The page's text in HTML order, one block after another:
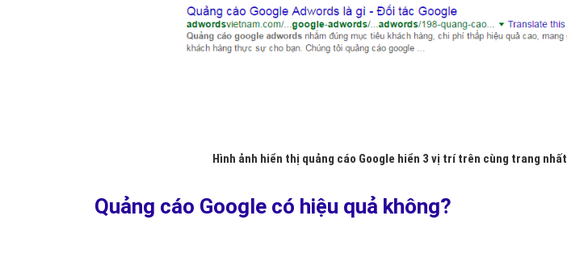
Hình ảnh hiển thị quảng cáo Google hiển 3 vị trí trên cùng trang nhất
Quảng cáo Google có hiệu quả không?